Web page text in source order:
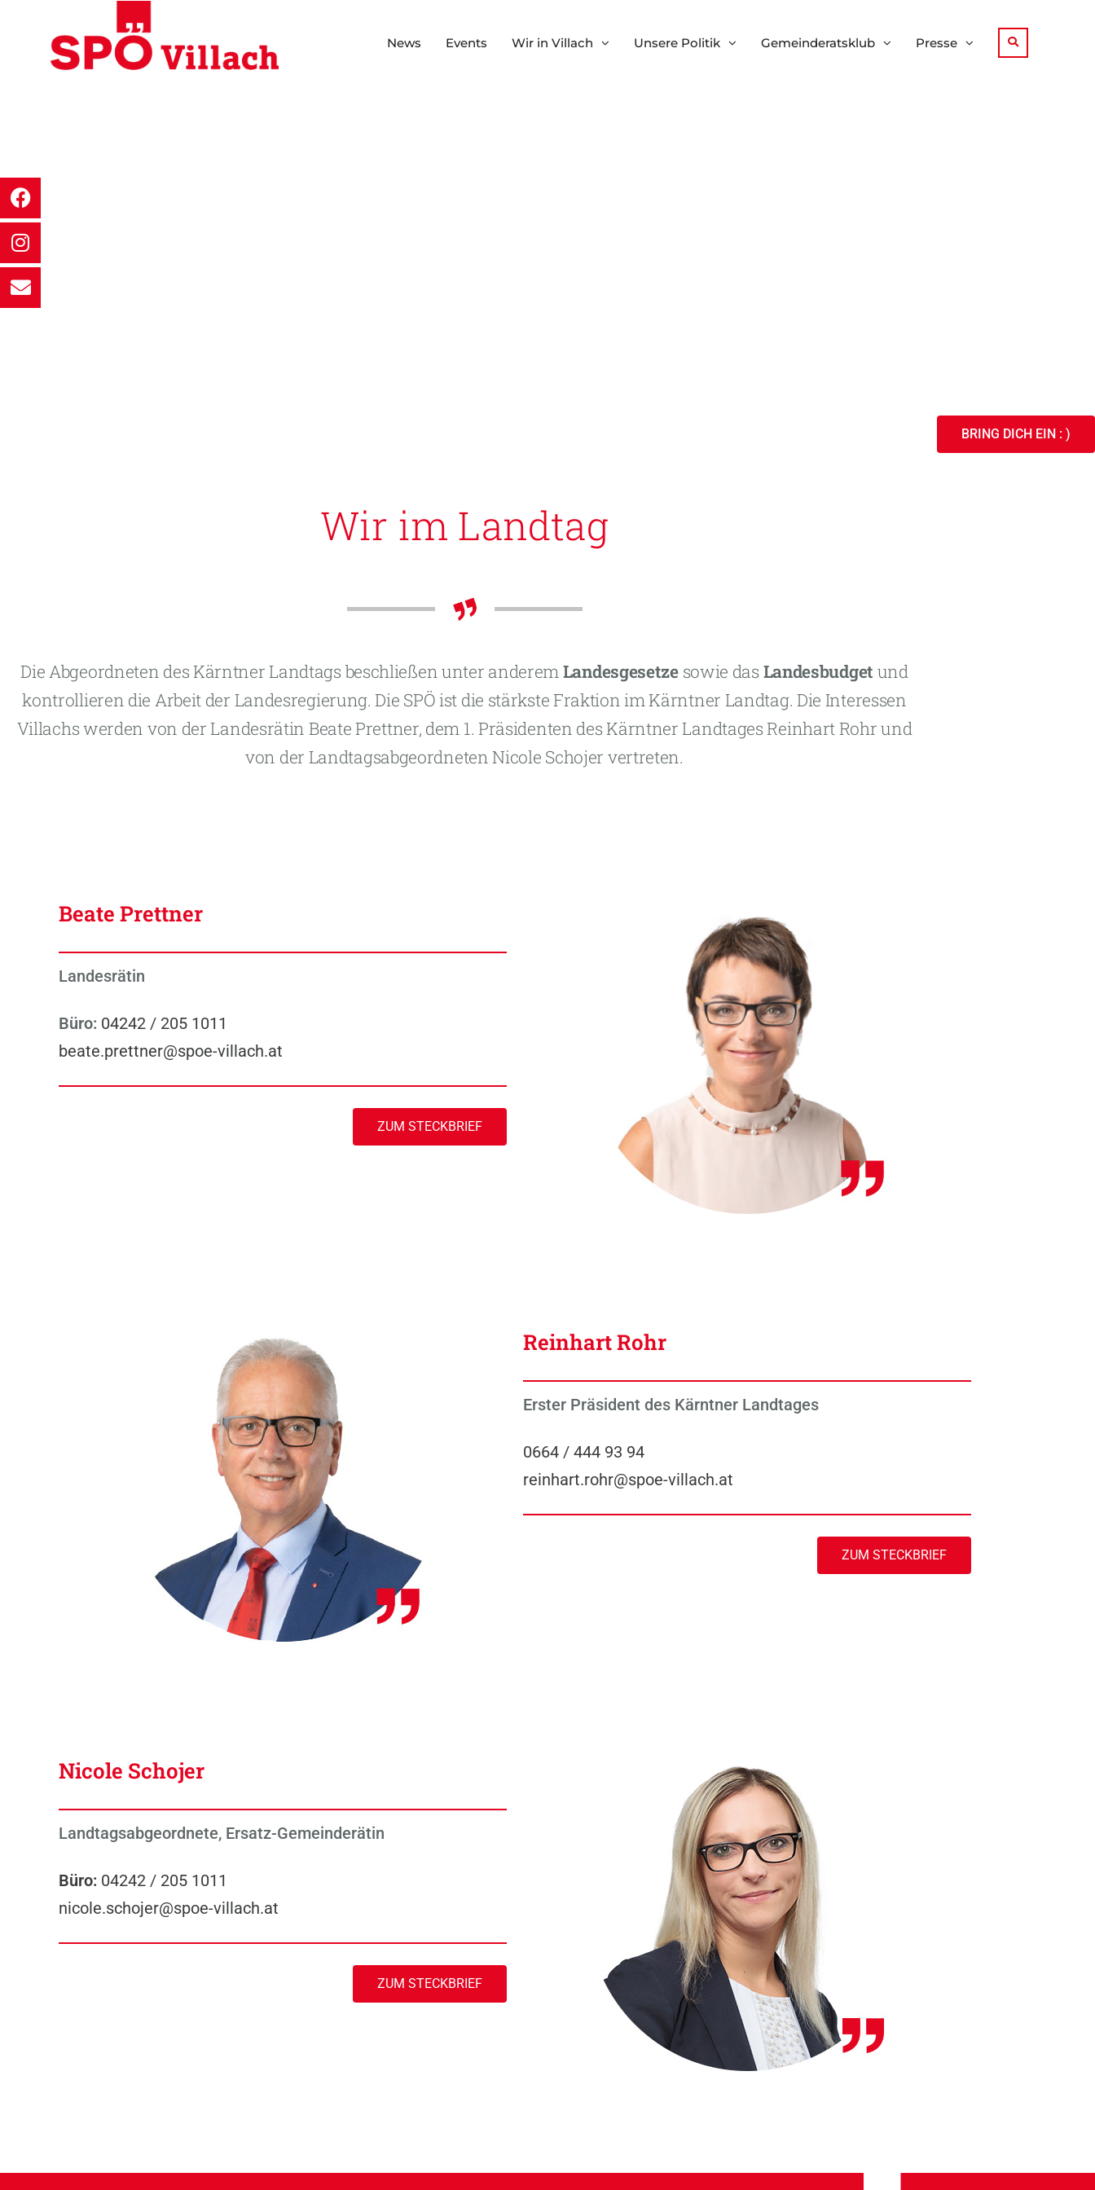
News Events Wir in Villach Unsere Politik Gemeinderatsklub Presse
BRING DICH EIN : )
Wir im Landtag
Die Abgeordneten des Kärntner Landtags beschließen unter anderemLandesgesetzesowie dasLandesbudget und
kontrollieren die Arbeit der Landesregierung. Die SPÖ ist die stärkste Fraktion im Kärntner Landtag. Die Interessen
Villachs werden von der Landesrätin Beate Prettner, dem 1. Präsidenten des Kärntner Landtages Reinhart Rohr und
von der Landtagsabgeordneten Nicole Schojer vertreten.
Beate Prettner
Landesrätin
Büro: 04242 / 205 1011
beate.prettner@spoe-villach.at
ZUM STECKBRIEF
Reinhart Rohr
Erster Präsident des Kärntner Landtages
0664 / 444 93 94
reinhart.rohr@spoe-villach.at
ZUM STECKBRIEF
Nicole Schojer
Landtagsabgeordnete, Ersatz-Gemeinderätin
Büro: 04242 / 205 1011
nicole.schojer@spoe-villach.at
ZUM STECKBRIEF